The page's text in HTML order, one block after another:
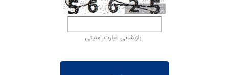
بازنشانی عبارت امنیتی